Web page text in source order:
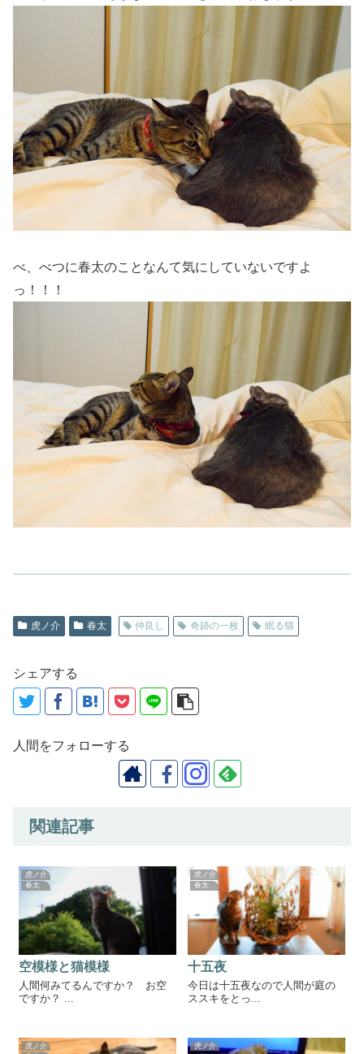
べ、べつに春太のことなんて気にしていないですよ
っ！！！
虎ノ介 春太 仲良し 奇跡の一枚 眠る猫
シェアする
人間をフォローする
関連記事
虎ノ介
春太
空模様と猫模様
人間何みてるんですか？ お空
ですか？ ...
虎ノ介
春太
十五夜
今日は十五夜なので人間が庭の
ススキをとっ...
虎ノ介
虎ノ介